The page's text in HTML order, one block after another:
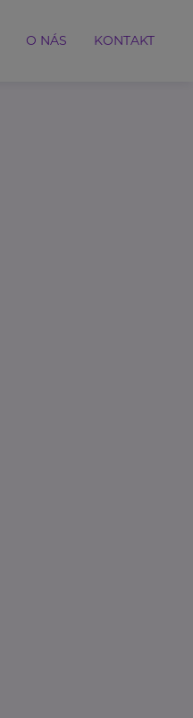
O NÁS KONTAKT